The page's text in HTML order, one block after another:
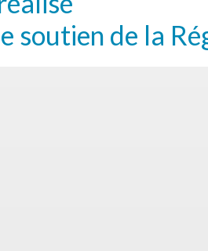
soutien de la